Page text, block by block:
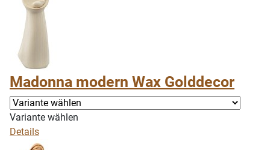
Madonna modern Wax Golddecor
Variante wählen
Details